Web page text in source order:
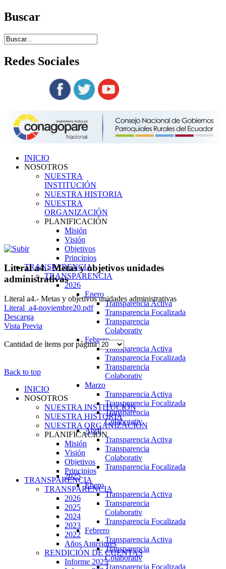
Buscar
Redes Sociales
INICIO
NOSOTROS
NUESTRA
INSTITUCIÓN
NUESTRA HISTORIA
NUESTRA
ORGANIZACIÓN
PLANIFICACIÓN
Misión
Visión
Objetivos
Principios
TRANSPARENCIA
TRANSPARENCIA
2026
Enero
Transparencia Activa
Transparencia Focalizada
Transparencia
Colaborativ
Febrero
Transparencia Activa
Transparencia Focalizada
Transparencia
Colaborativ
Marzo
Transparencia Activa
Transparencia Focalizada
Transparencia
Colaborativ
Abril
Transparencia Activa
Transparencia
Colaborativ
Transparencia Focalizada
2025
Enero
Transparencia Activa
Transparencia
Colaborativ
Transparencia Focalizada
Febrero
Transparencia Activa
Transparencia
Colaborativ
Transparencia Focalizada
Literal a4.- Metas y objetivos unidades
administrativas
Literal a4.- Metas y objetivos unidades administrativas
Literal_a4-noviembre20.pdf
Descarga
Vista Previa
Cantidad de ítems por página
Back to top
INICIO
NOSOTROS
NUESTRA INSTITUCIÓN
NUESTRA HISTORIA
NUESTRA ORGANIZACIÓN
PLANIFICACIÓN
Misión
Visión
Objetivos
Principios
TRANSPARENCIA
TRANSPARENCIA
2026
2025
2024
2023
2022
Años Anteriores
RENDICIÓN DE CUENTAS
Informe 2025